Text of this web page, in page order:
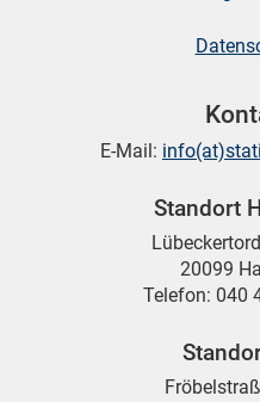
E-Mail:
Standort
20099
Telefon: 040